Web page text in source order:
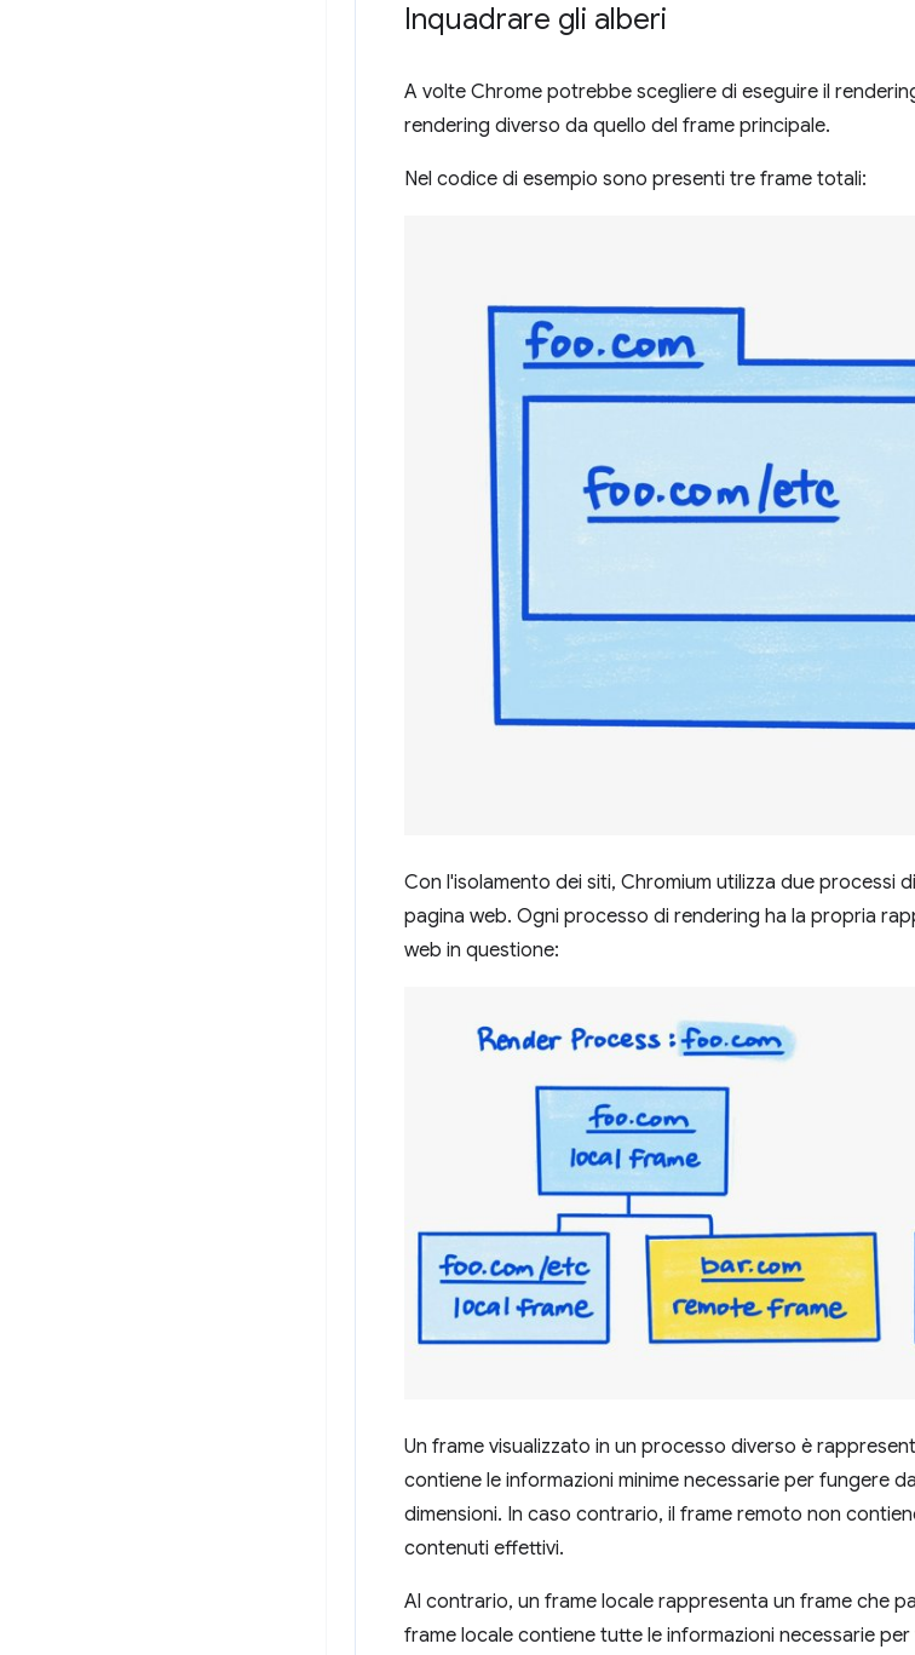
Inquadrare gli alberi
A volte Chrome potrebbe scegliere di eseguire il
rendering diverso da quello del frame principale.
Nel codice di esempio sono presenti tre frame totali:
Con l'isolamento dei siti, Chromium utilizza due processi
pagina web. Ogni processo di rendering ha la propria
web in questione:
Un frame visualizzato in un processo diverso è
contiene le informazioni minime necessarie per fungere
dimensioni. In caso contrario, il frame remoto non
contenuti effettivi.
Al contrario, un frame locale rappresenta un frame che
frame locale contiene tutte le informazioni necessarie